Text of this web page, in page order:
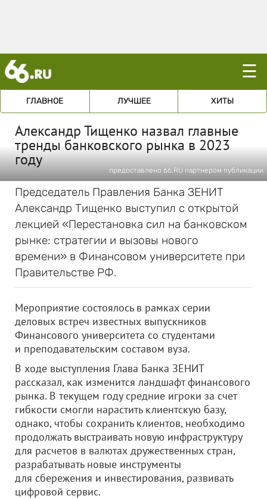
☰
ГЛАВНОЕ ЛУЧШЕЕ ХИТЫ
Александр Тищенко назвал главные
тренды банковского рынка в 2023
году
предоставлено 66.RU партнером публикации
Председатель Правления Банка ЗЕНИТ
Александр Тищенко выступил с открытой
лекцией «Перестановка сил на банковском
рынке: стратегии и вызовы нового
времени» в Финансовом университете при
Правительстве РФ.
Мероприятие состоялось в рамках серии
деловых встреч известных выпускников
Финансового университета со студентами
и преподавательским составом вуза.
В ходе выступления Глава Банка ЗЕНИТ
рассказал, как изменится ландшафт финансового
рынка. В текущем году средние игроки за счет
гибкости смогли нарастить клиентскую базу,
однако, чтобы сохранить клиентов, необходимо
продолжать выстраивать новую инфраструктуру
для расчетов в валютах дружественных стран,
разрабатывать новые инструменты
для сбережения и инвестирования, развивать
цифровой сервис.